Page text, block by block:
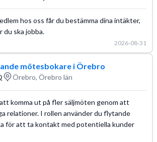
hos oss får du bestämma dina intäkter,
du ska jobba.
2026-08-31
mötesbokare i Örebro
Örebro, Örebro län
komma ut på fler säljmöten genom att
relationer. I rollen använder du flytande
för att ta kontakt med potentiella kunder